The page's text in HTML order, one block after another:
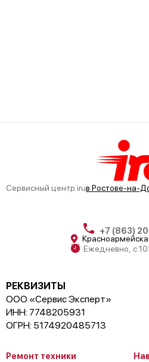
Сервисный центр iruв Ростове-на-
+7 (863)
Ежедневно, с
РЕКВИЗИТЫ
ООО «Сервис Эксперт»
ИНН: 7748205931
ОГРН: 5174920485713
Ремонт техники